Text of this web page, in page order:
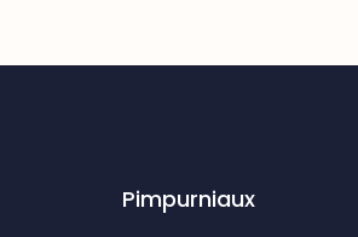
Pimpurniaux